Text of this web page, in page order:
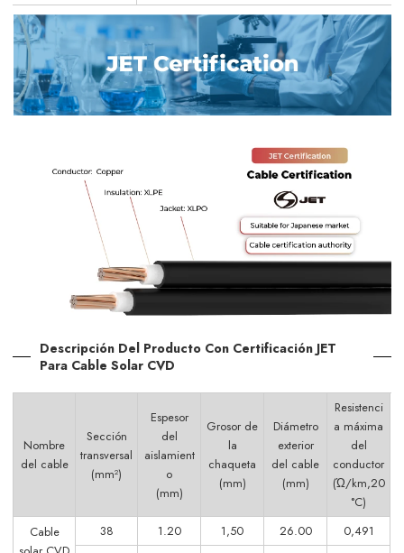
Descripción Del Producto Con Certificación JET
Para Cable Solar CVD
Nombre
del cable
Sección
transversal
(mm²)
Espesor
del
aislamient
o
(mm)
Grosor de
la
chaqueta
(mm)
Diámetro
exterior
del cable
(mm)
Resistenci
a máxima
del
conductor
(Ώ/km,20
°C)
Cable
38 1.20 1,50 26.00
0,491